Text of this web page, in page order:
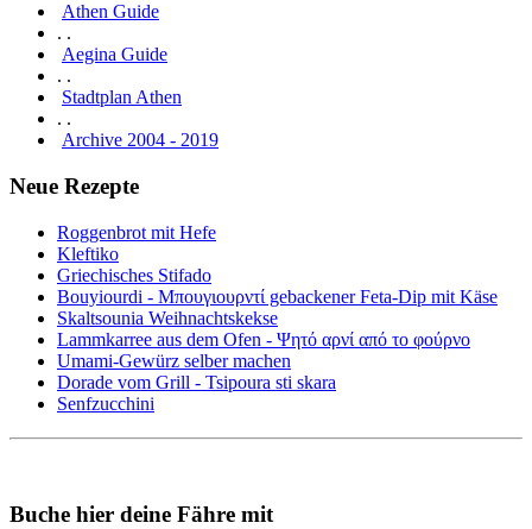
Athen Guide
. .
Aegina Guide
. .
Stadtplan Athen
. .
Archive 2004 - 2019
Neue Rezepte
Roggenbrot mit Hefe
Kleftiko
Griechisches Stifado
Bouyiourdi - Μπουγιουρντί gebackener Feta-Dip mit Käse
Skaltsounia Weihnachtskekse
Lammkarree aus dem Ofen - Ψητό αρνί από το φούρνο
Umami-Gewürz selber machen
Dorade vom Grill - Tsipoura sti skara
Senfzucchini
Buche hier deine Fähre mit